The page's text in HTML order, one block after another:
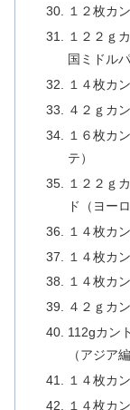
１２枚カ
１２２ｇ
国ミドル
１４枚カ
４２ｇカ
１６枚カ
テ）
１２２ｇ
ド（ヨー
１４枚カ
１４枚カ
１４枚カ
４２ｇカ
112gカン
（アジア
１４枚カ
１４枚カ